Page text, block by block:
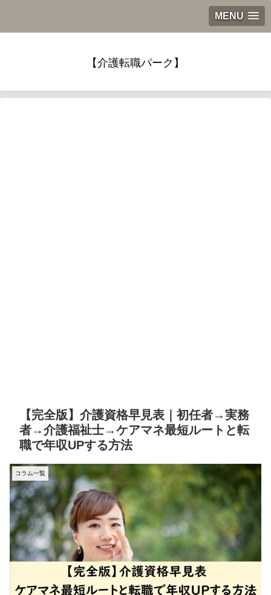
MENU
【介護転職パーク】
【完全版】介護資格早見表｜初任者→実務
者→介護福祉士→ケアマネ最短ルートと転
職で年収UPする方法
コラム一覧